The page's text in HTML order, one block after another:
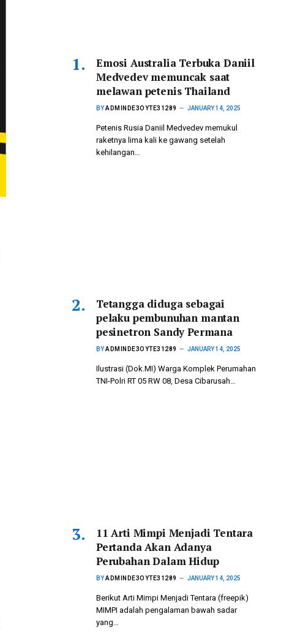
Emosi Australia Terbuka Daniil
Medvedev memuncak saat
melawan petenis Thailand
BYADMINDE3OYTE31289 JANUARY 14, 2025
Petenis Rusia Daniil Medvedev memukul
raketnya lima kali ke gawang setelah
kehilangan…
Tetangga diduga sebagai
pelaku pembunuhan mantan
pesinetron Sandy Permana
BYADMINDE3OYTE31289 JANUARY 14, 2025
Ilustrasi (Dok.MI) Warga Komplek Perumahan
TNI-Polri RT 05 RW 08, Desa Cibarusah…
11 Arti Mimpi Menjadi Tentara
Pertanda Akan Adanya
Perubahan Dalam Hidup
BYADMINDE3OYTE31289 JANUARY 14, 2025
Berikut Arti Mimpi Menjadi Tentara (freepik)
MIMPI adalah pengalaman bawah sadar
yang…